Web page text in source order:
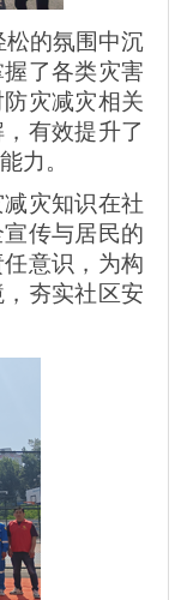
松的氛围中沉
了各类灾害
灾减灾相关
有效提升了
力。
灾知识在社
传与居民的
意识，为构
夯实社区安